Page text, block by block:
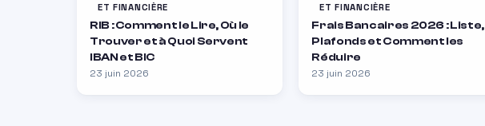
ET FINANCIÈRE
RIB : Comment le Lire, Où le
Trouver et à Quoi Servent
IBAN et BIC
23 juin 2026
ET FINANCIÈRE
Frais Bancaires 2026 : Liste,
Plafonds et Comment les
Réduire
23 juin 2026